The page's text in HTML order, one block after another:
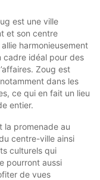
est une ville
et son centre
harmonieusement
cadre idéal pour des
Zoug est
dans les
ce qui en fait un lieu
entier.
la promenade au
centre-ville ainsi
culturels qui
pourront aussi
de vues